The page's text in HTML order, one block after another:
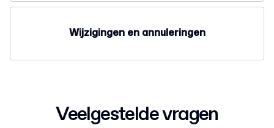
Wijzigingen en annuleringen
Veelgestelde vragen